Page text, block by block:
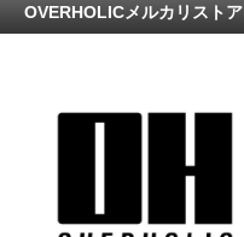
OVERHOLICメルカリストア